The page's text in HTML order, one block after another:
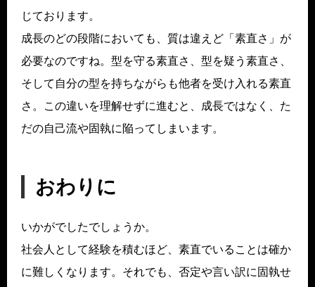
じております。
成長のどの段階においても、質は違えど「素直さ」が
必要なのですね。型を守る素直さ、型を疑う素直さ、
そして自分の型を持ちながらも他者を受け入れる素直
さ。この違いを理解せずに進むと、成長ではなく、た
だの自己流や固執に陥ってしまいます。
おわりに
いかがでしたでしょうか。
社会人として経験を積むほど、素直でいることは確か
に難しくなります。それでも、否定や言い訳に固執せ